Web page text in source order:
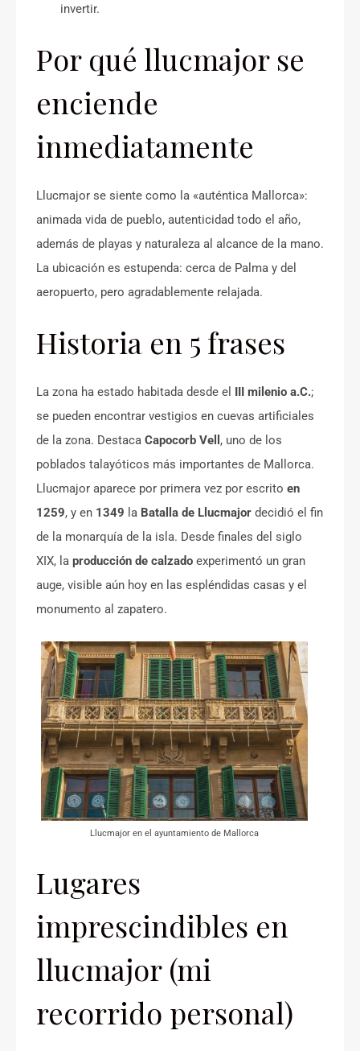
invertir.
Por qué llucmajor se
enciende
inmediatamente
Llucmajor se siente como la «auténtica Mallorca»:
animada vida de pueblo, autenticidad todo el año,
además de playas y naturaleza al alcance de la mano.
La ubicación es estupenda: cerca de Palma y del
aeropuerto, pero agradablemente relajada.
Historia en 5 frases
La zona ha estado habitada desde el III milenio a.C.;
se pueden encontrar vestigios en cuevas artificiales
de la zona. Destaca Capocorb Vell , uno de los
poblados talayóticos más importantes de Mallorca.
Llucmajor aparece por primera vez por escrito en
1259, y en 1349 la Batalla de Llucmajor decidió el fin
de la monarquía de la isla. Desde finales del siglo
XIX, la producción de calzado experimentó un gran
auge, visible aún hoy en las espléndidas casas y el
monumento al zapatero.
Llucmajor en el ayuntamiento de Mallorca
Lugares
imprescindibles en
llucmajor (mi
recorrido personal)